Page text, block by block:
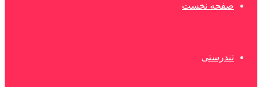
صفحه نخست
تندرستی